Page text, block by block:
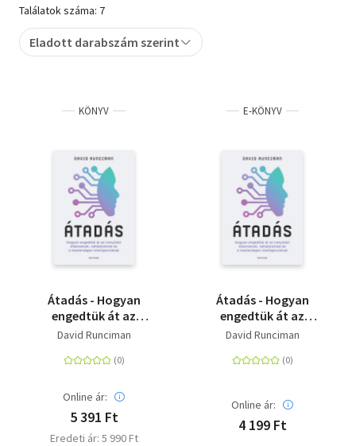
Művészet
Szakkönyv
Tankönyv, segédkönyv
Természettudomány
Történelem
Találatok száma: 7
Eladott darabszám szerint
KÖNYV
Átadás - Hogyan
engedtük át az
irányítást
vállalatoknak és a
intelligenciának
David Runciman
Online ár:
5 391 Ft
Eredeti ár: 5 990 Ft
E-KÖNYV
Átadás - Hogyan
engedtük át az
irányítást
vállalatoknak és a
David Runciman
Online ár:
4 199 Ft